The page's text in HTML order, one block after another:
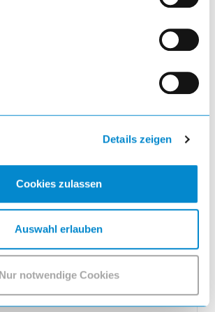
Details zeigen
Cookies zulassen
Auswahl erlauben
Nur notwendige Cookies
mit Fächern (BxTxH)
RAL 5012